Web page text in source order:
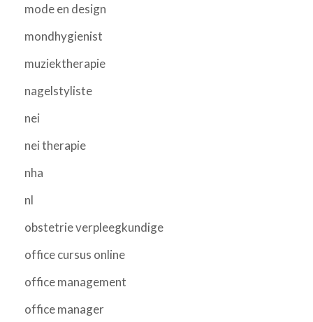
mode en design
mondhygienist
muziektherapie
nagelstyliste
nei
nei therapie
nha
nl
obstetrie verpleegkundige
office cursus online
office management
office manager